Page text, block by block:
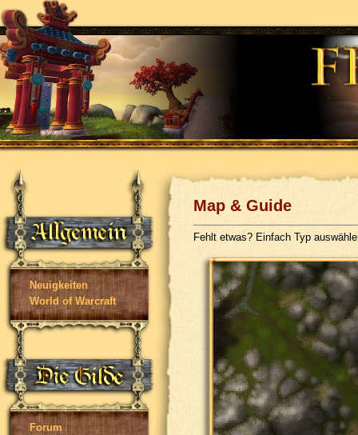
Neuigkeiten
World of Warcraft
Forum
Map & Guide
Fehlt etwas? Einfach Typ